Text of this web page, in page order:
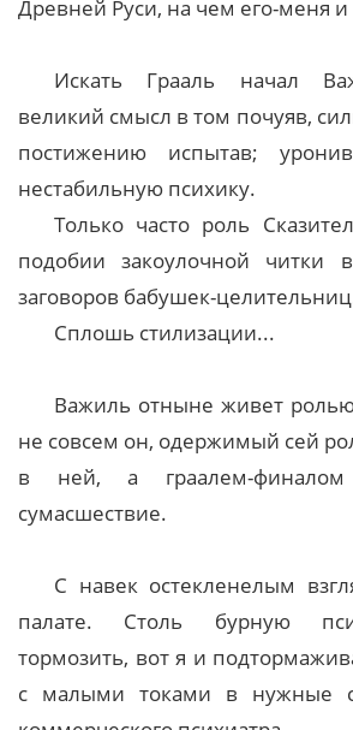
Древней Руси, на чем его-меня
Искать Грааль начал
великий смысл в том почуяв,
постижению испытав;
нестабильную психику.
Только часто роль
подобии закоулочной читки
заговоров бабушек-
Сплошь стилизации...
Важиль отныне живет
не совсем он, одержимый сей
в ней, а граалем-
сумасшествие.
С навек остекленелым
палате. Столь бурную
тормозить, вот я и
с малыми токами в нужные